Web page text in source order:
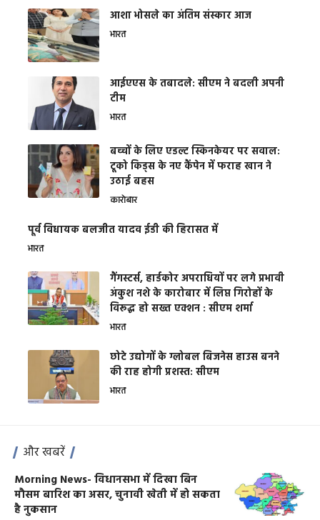
आशा भोसले का अंतिम संस्कार आज
भारत
आईएएस के तबादले: सीएम ने बदली अपनी
टीम
भारत
बच्चों के लिए एडल्ट स्किनकेयर पर सवाल:
टूको किड्स के नए कैंपेन में फराह खान ने
उठाई बहस
कारोबार
पूर्व विधायक बलजीत यादव ईडी की हिरासत में
भारत
गैंगस्टर्स, हार्डकोर अपराधियों पर लगे प्रभावी
अंकुश नशे के कारोबार में लिप्त गिरोहों के
विरूद्ध हो सख्त एक्शन : सीएम शर्मा
भारत
छोटे उद्योगों के ग्लोबल बिजनेस हाउस बनने
की राह होगी प्रशस्त: सीएम
भारत
और खबरें
Morning News- विधानसभा में दिखा बिन
मौसम बारिश का असर, चुनावी खेती में हो सकता
है नुकसान